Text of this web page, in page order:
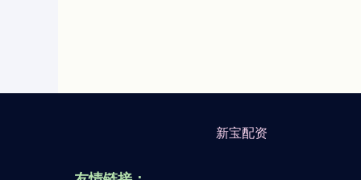
新宝配资